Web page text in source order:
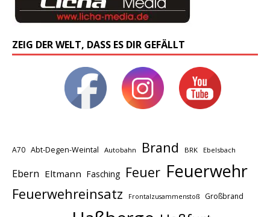
ZEIG DER WELT, DASS ES DIR GEFÄLLT
A70 Abt-Degen-Weintal Autobahn Brand BRK Ebelsbach
Ebern Eltmann Fasching Feuer Feuerwehr
Feuerwehreinsatz Frontalzusammenstoß Großbrand